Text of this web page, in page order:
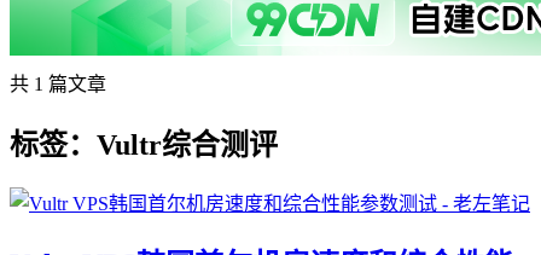
共 1 篇文章
标签：Vultr综合测评